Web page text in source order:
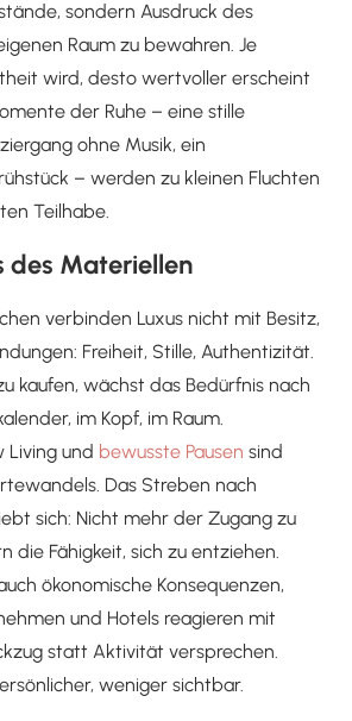
sondern Ausdruck des
Raum zu bewahren. Je
wird, desto wertvoller erscheint
der Ruhe – eine stille
ohne Musik, ein
– werden zu kleinen Fluchten
Teilhabe.
des Materiellen
verbinden Luxus nicht mit Besitz,
Freiheit, Stille, Authentizität.
kaufen, wächst das Bedürfnis nach
im Kopf, im Raum.
Living und bewusste Pausen sind
Das Streben nach
sich: Nicht mehr der Zugang zu
die Fähigkeit, sich zu entziehen.
ökonomische Konsequenzen,
und Hotels reagieren mit
statt Aktivität versprechen.
weniger sichtbar.